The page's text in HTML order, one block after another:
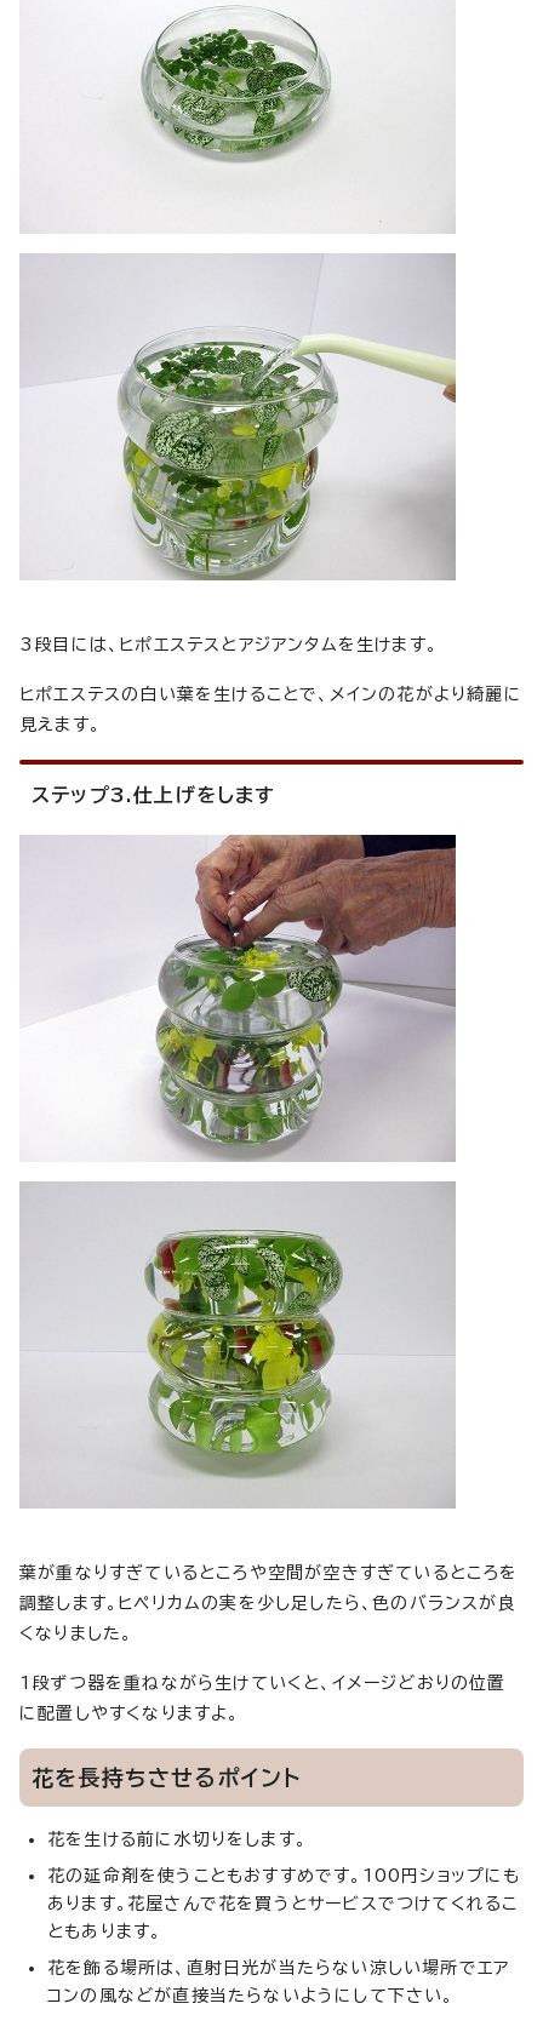
3段目には、ヒポエステスとアジアンタムを生けます。
ヒポエステスの白い葉を生けることで、メインの花がより綺麗に
見えます。
ステップ3.仕上げをします
葉が重なりすぎているところや空間が空きすぎているところを
調整します。ヒペリカムの実を少し足したら、色のバランスが良
くなりました。
1段ずつ器を重ねながら生けていくと、イメージどおりの位置
に配置しやすくなりますよ。
花を長持ちさせるポイント
花を生ける前に水切りをします。
花の延命剤を使うこともおすすめです。100円ショップにも
あります。花屋さんで花を買うとサービスでつけてくれるこ
ともあります。
花を飾る場所は、直射日光が当たらない涼しい場所でエア
コンの風などが直接当たらないようにして下さい。